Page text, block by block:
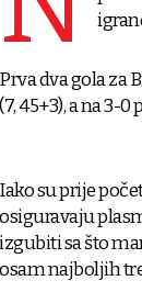
Prva dva gola za
(7, 45+3), a na 3-
Iako su prije
osiguravaju
izgubiti sa što
osam najboljih